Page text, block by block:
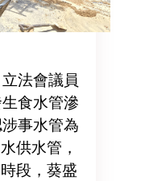
法會議員
食水管滲
事水管為
供水管，
段，葵盛